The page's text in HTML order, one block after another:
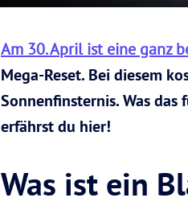
Am 30. April ist eine ganz
Mega-Reset. Bei diesem
Sonnenfinsternis. Was
erfährst du hier!
Was ist ein